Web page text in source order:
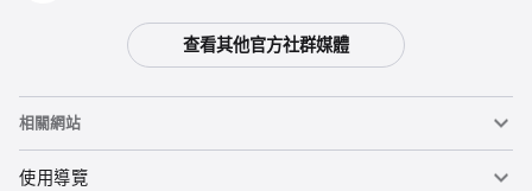
查看其他官方社群媒體
相關網站
黏土人
使用導覽